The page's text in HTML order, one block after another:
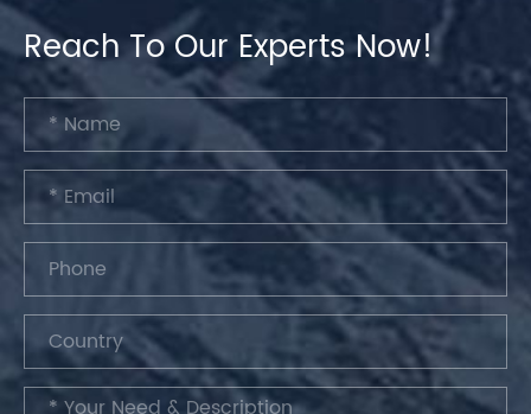
Reach To Our Experts Now!